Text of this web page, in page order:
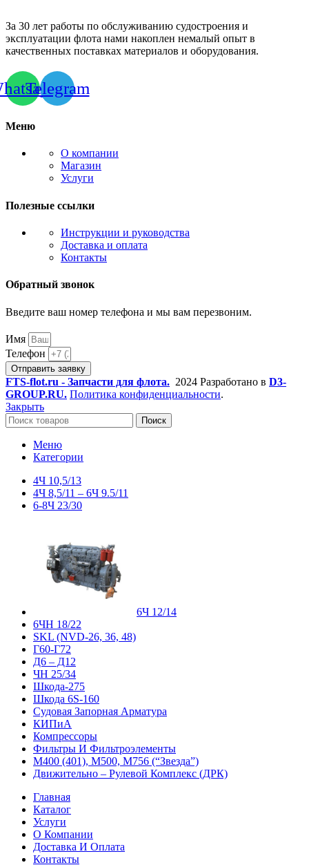
За 30 лет работы по обслуживанию судостроения и
эксплуатации флота нами накоплен немалый опыт в
качественных поставках материалов и оборудования.
Telegram
Меню
О компании
Магазин
Услуги
Полезные ссылки
Инструкции и руководства
Доставка и оплата
Контакты
Обратный звонок
Введите ваш номер телефона и мы вам перезвоним.
Имя
Телефон
Отправить заявку
FTS-flot.ru - Запчасти для флота. 2024 Разработано в D3-
GROUP.RU. Политика конфиденциальности.
Закрыть
Поиск
Меню
Категории
4Ч 10,5/13
4Ч 8,5/11 – 6Ч 9.5/11
6-8Ч 23/30
6Ч 12/14
6ЧН 18/22
SKL (NVD-26, 36, 48)
Г60-Г72
Д6 – Д12
ЧН 25/34
Шкода-275
Шкода 6S-160
Судовая Запорная Арматура
КИПиА
Компрессоры
Фильтры И Фильтроэлементы
М400 (401), М500, М756 (“Звезда”)
Движительно – Рулевой Комплекс (ДРК)
Главная
Каталог
Услуги
О Компании
Доставка И Оплата
Контакты